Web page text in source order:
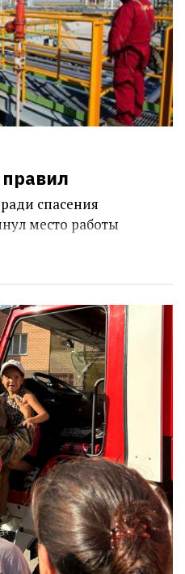
спасения
место работы